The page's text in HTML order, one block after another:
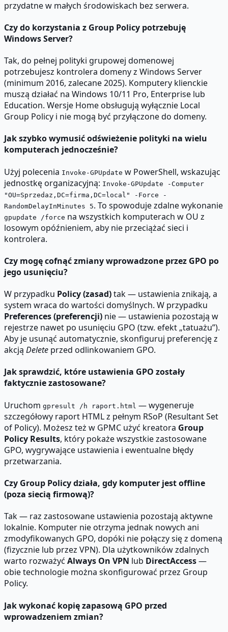
przydatne w małych środowiskach bez serwera.
Czy do korzystania z Group Policy potrzebuję
Windows Server?
Tak, do pełnej polityki grupowej domenowej
potrzebujesz kontrolera domeny z Windows Server
(minimum 2016, zalecane 2025). Komputery klienckie
muszą działać na Windows 10/11 Pro, Enterprise lub
Education. Wersje Home obsługują wyłącznie Local
Group Policy i nie mogą być przyłączone do domeny.
Jak szybko wymusić odświeżenie polityki na wielu
komputerach jednocześnie?
Użyj polecenia Invoke-GPUpdate w PowerShell, wskazując
jednostkę organizacyjną: Invoke-GPUpdate -Computer
"OU=Sprzedaz,DC=firma,DC=local" -Force -
RandomDelayInMinutes 5. To spowoduje zdalne wykonanie
gpupdate /force na wszystkich komputerach w OU z
losowym opóźnieniem, aby nie przeciążać sieci i
kontrolera.
Czy mogę cofnąć zmiany wprowadzone przez GPO po
jego usunięciu?
W przypadku Policy (zasad)tak — ustawienia znikają, a
system wraca do wartości domyślnych. W przypadku
Preferences (preferencji) nie — ustawienia pozostają w
rejestrze nawet po usunięciu GPO (tzw. efekt „tatuażu”).
Aby je usunąć automatycznie, skonfiguruj preferencję z
akcją Delete przed odlinkowaniem GPO.
Jak sprawdzić, które ustawienia GPO zostały
faktycznie zastosowane?
Uruchom gpresult /h raport.html — wygeneruje
szczegółowy raport HTML z pełnym RSoP (Resultant Set
of Policy). Możesz też w GPMC użyć kreatora Group
Policy Results, który pokaże wszystkie zastosowane
GPO, wygrywające ustawienia i ewentualne błędy
przetwarzania.
Czy Group Policy działa, gdy komputer jest offline
(poza siecią firmową)?
Tak — raz zastosowane ustawienia pozostają aktywne
lokalnie. Komputer nie otrzyma jednak nowych ani
zmodyfikowanych GPO, dopóki nie połączy się z domeną
(fizycznie lub przez VPN). Dla użytkowników zdalnych
warto rozważyć Always On VPN lub DirectAccess—
obie technologie można skonfigurować przez Group
Policy.
Jak wykonać kopię zapasową GPO przed
wprowadzeniem zmian?